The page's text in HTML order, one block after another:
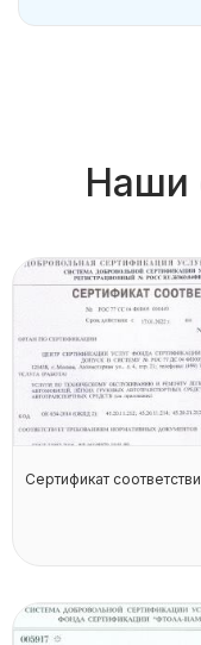
Наши
Сертификат